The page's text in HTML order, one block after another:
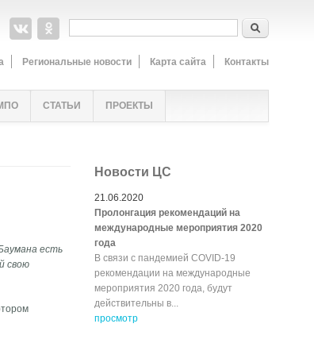
Региональные новости Карта сайта Контакты
СТАТЬИ ПРОЕКТЫ
есть
свою
Новости ЦС
21.06.2020
Пролонгация рекомендаций на
международные мероприятия 2020
года
В связи с пандемией COVID-19
рекомендации на международные
мероприятия 2020 года, будут
действительны в...
просмотр